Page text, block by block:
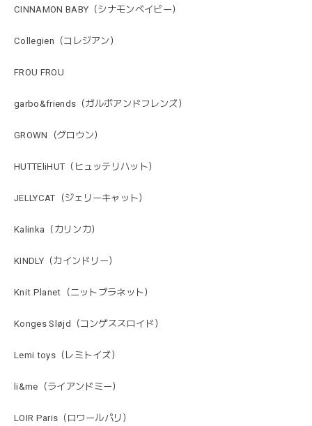
CINNAMON BABY（シナモンベイビー）
Collegien（コレジアン）
FROU FROU
garbo&friends（ガルボアンドフレンズ）
GROWN（グロウン）
HUTTEliHUT（ヒュッテリハット）
JELLYCAT（ジェリーキャット）
Kalinka（カリンカ）
KINDLY（カインドリー）
Knit Planet（ニットプラネット）
Konges Sløjd（コンゲススロイド）
Lemi toys（レミトイズ）
li&me（ライアンドミー）
LOIR Paris（ロワールパリ）